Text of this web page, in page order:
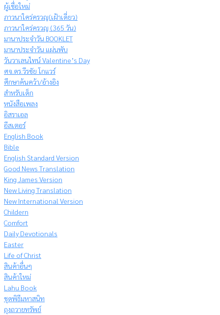
ผู้เชื่อใหม่
ภาวนาใคร่ครวญ(เฝ้าเดี่ยว)
ภาวนาใคร่ครวญ (365 วัน)
มานาประจำวัน BOOKLET
มานาประจำวัน แผ่นพับ
วันวาเลนไทน์ Valentine’s Day
ศจ.ดร.วีรชัย โกแวร์
ศึกษาค้นคว้า/อ้างอิง
สำหรับเด็ก
หนังสือเพลง
อิสราเอล
อีสเตอร์
English Book
Bible
English Standard Version
Good News Translation
King James Version
New Living Translation
New International Version
Childern
Comfort
Daily Devotionals
Easter
Life of Christ
สินค้าอื่นๆ
สินค้าใหม่
Lahu Book
ชุดพิธีมหาสนิท
ถุงถวายทรัพย์